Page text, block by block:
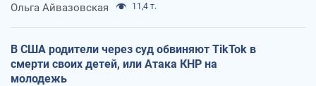
Ольга Айвазовская 11,4 т.
В США родители через суд обвиняют TikTok в
смерти своих детей, или Атака КНР на
молодежь